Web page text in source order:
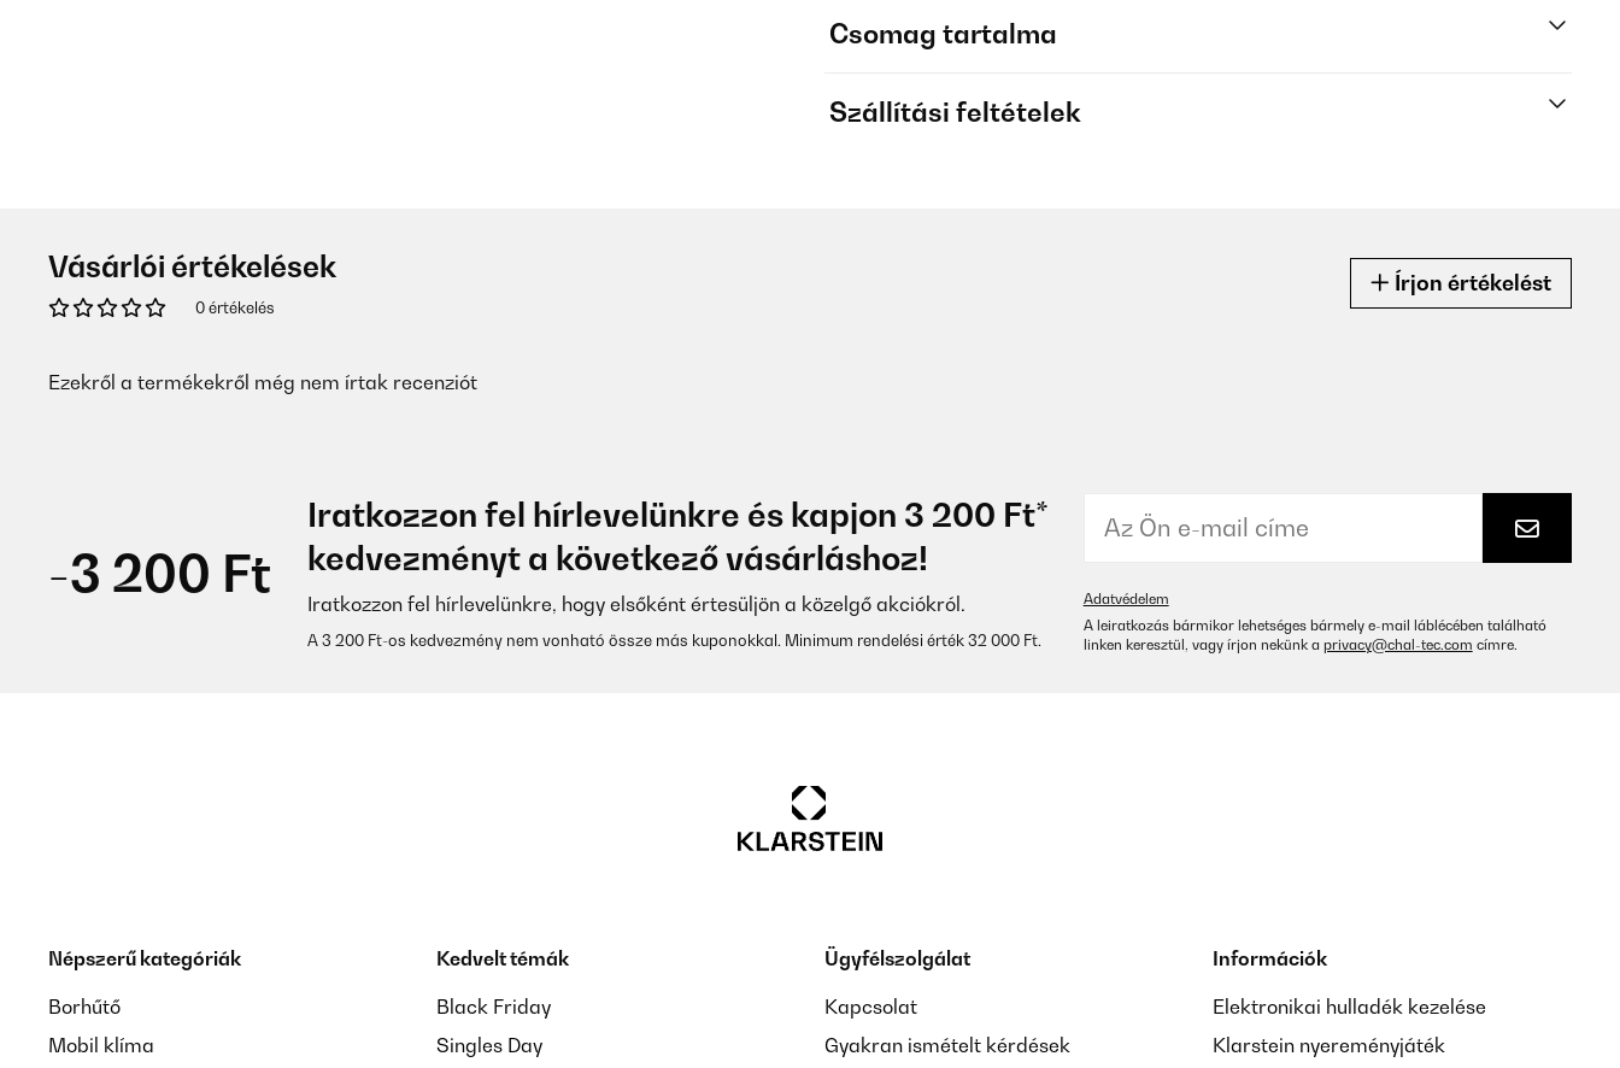
Csomag tartalma
Szállítási feltételek
Vásárlói értékelések
0 értékelés
Írjon értékelést
Ezekről a termékekről még nem írtak recenziót
-3 200 Ft
Iratkozzon fel hírlevelünkre és kapjon 3 200 Ft*
kedvezményt a következő vásárláshoz!
Iratkozzon fel hírlevelünkre, hogy elsőként értesüljön a közelgő akciókról.
A 3 200 Ft-os kedvezmény nem vonható össze más kuponokkal. Minimum rendelési érték 32 000 Ft.
Adatvédelem
A leiratkozás bármikor lehetséges bármely e-mail láblécében található
linken keresztül, vagy írjon nekünk a privacy@chal-tec.com címre.
Népszerű kategóriák
Borhűtő
Mobil klíma
Kedvelt témák
Black Friday
Singles Day
Ügyfélszolgálat
Kapcsolat
Gyakran ismételt kérdések
Információk
Elektronikai hulladék kezelése
Klarstein nyereményjáték